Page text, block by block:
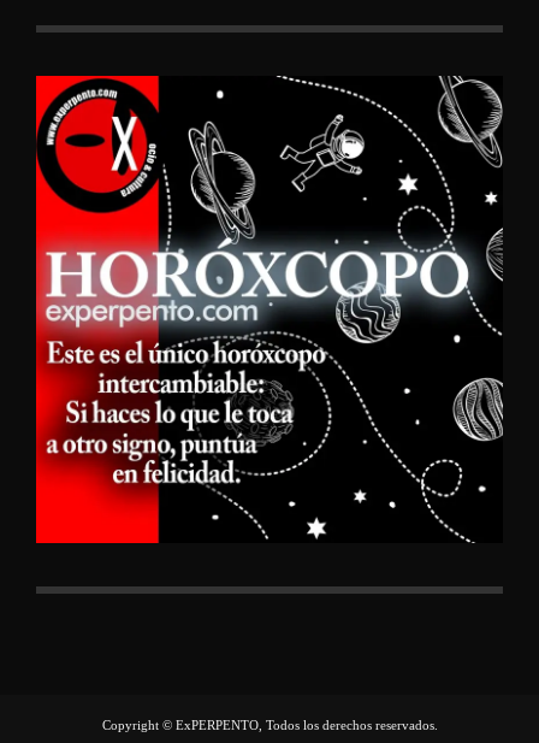
Copyright © ExPERPENTO, Todos los derechos reservados.